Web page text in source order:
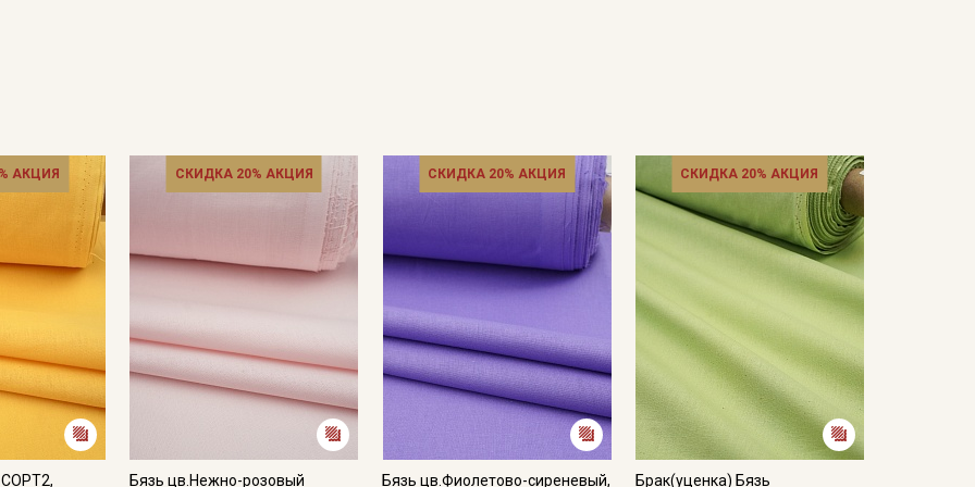
АКЦИЯ СКИДКА 20% АКЦИЯ
Бязь цв.Нежно-розовый
СКИДКА 20% АКЦИЯ
Бязь цв.Фиолетово-сиреневый,
СКИДКА 20% АКЦИЯ
Брак(уценка) Бязь
Секретная рассылка от
Мы публикуем здесь дополнительные
промокоды и скидки до 30% на узкие
категории тканей
Электронная почта